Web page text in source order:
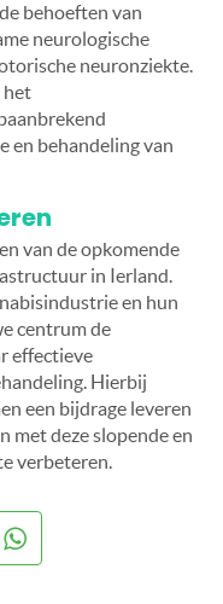
behoeften van
neurologische
neuronziekte.
het
en behandeling van
van de opkomende
in Ierland.
en hun
centrum de
effectieve
Hierbij
een bijdrage leveren
met deze slopende en
verbeteren.